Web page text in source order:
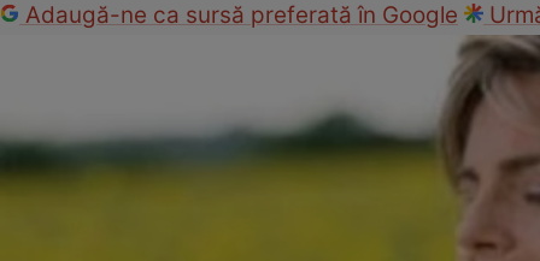
Adaugă-ne ca sursă preferată în Google